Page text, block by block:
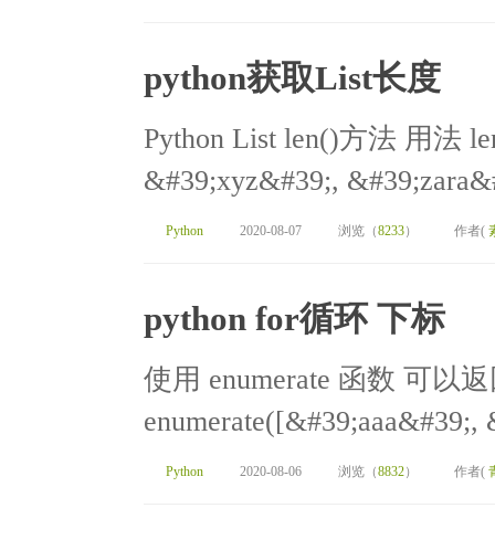
python获取List长度
Python List len()方法 用法
&#39;xyz&#39;,
Python 2020-08-07 浏览（8233） 作者(
python for循环 下标
使用 enumerate 函数 可以
Python 2020-08-06 浏览（8832） 作者(